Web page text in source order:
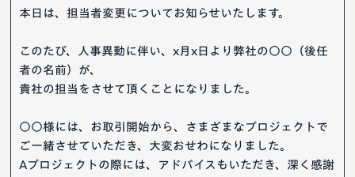
本日は、担当者変更についてお知らせいたします。
このたび、人事異動に伴い、x月x日より弊社の○○（後任
者の名前）が、
貴社の担当をさせて頂くことになりました。
○○様には、お取引開始から、さまざまなプロジェクトで
ご一緒させていただき、大変おせわになりました。
Aプロジェクトの際には、アドバイスもいただき、深く感謝